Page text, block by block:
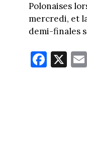
Polonaises
mercredi, et
demi-finales
Fa
ce
X